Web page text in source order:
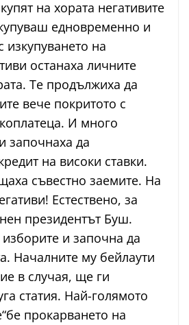
на хората негативите
едновременно и
изкупуването на
останаха личните
Те продължиха да
вече покритото с
И много
започнаха да
на високи ставки.
съвестно заемите. На
Естествено, за
президентът Буш.
и започна да
Началните му бейлаути
в случая, ще ги
статия. Най-голямото
прокарването на